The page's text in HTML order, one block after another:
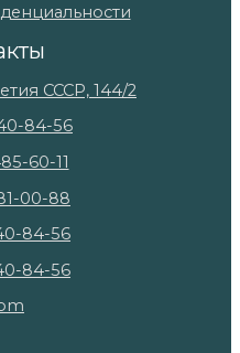
СССР, 144/2
84-56
60-11
00-88
84-56
84-56